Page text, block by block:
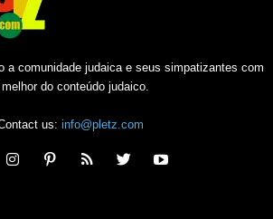
a comunidade judaica e seus simpatizantes com
do conteúdo judaico.
us: info@pletz.com